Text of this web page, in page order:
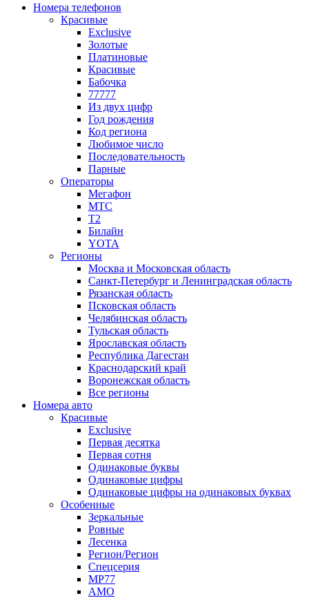
Номера телефонов
Красивые
Exclusive
Золотые
Платиновые
Красивые
Бабочка
77777
Из двух цифр
Год рождения
Код региона
Любимое число
Последовательность
Парные
Операторы
Мегафон
МТС
Т2
Билайн
YOTA
Регионы
Москва и Московская область
Санкт-Петербург и Ленинградская область
Рязанская область
Псковская область
Челябинская область
Тульская область
Ярославская область
Республика Дагестан
Краснодарский край
Воронежская область
Все регионы
Номера авто
Красивые
Exclusive
Первая десятка
Первая сотня
Одинаковые буквы
Одинаковые цифры
Одинаковые цифры на одинаковых буквах
Особенные
Зеркальные
Ровные
Лесенка
Регион/Регион
Спецсерия
МР77
АМО